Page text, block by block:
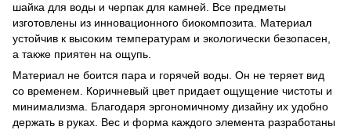
шайка для воды и черпак для камней. Все предметы
изготовлены из инновационного биокомпозита. Материал
устойчив к высоким температурам и экологически безопасен,
а также приятен на ощупь.
Материал не боится пара и горячей воды. Он не теряет вид
со временем. Коричневый цвет придает ощущение чистоты и
минимализма. Благодаря эргономичному дизайну их удобно
держать в руках. Вес и форма каждого элемента разработаны